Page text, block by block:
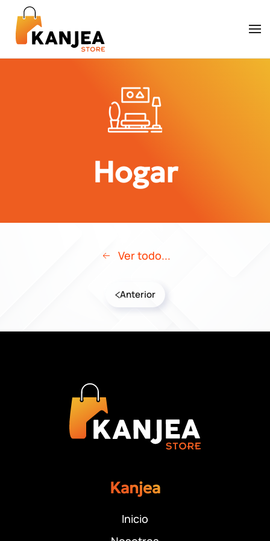
Skip to main content
Hogar
Ver todo...
Anterior
Kanjea
Inicio